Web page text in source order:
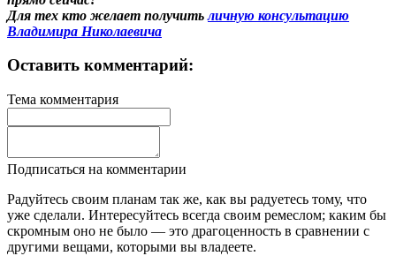
Для тех кто желает получитьличную консультацию
Владимира Николаевича
Оставить комментарий:
Тема комментария
Подписаться на комментарии
Радуйтесь своим планам так же, как вы радуетесь тому, что
уже сделали. Интересуйтесь всегда своим ремеслом; каким бы
скромным оно не было — это драгоценность в сравнении с
другими вещами, которыми вы владеете.